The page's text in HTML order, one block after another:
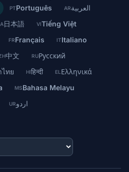
PTPortuguês ARالعربية
日本語 VITiếng Việt
FRFrançais ITItaliano
中文 RUРусский
ทย HIहिन्दी EL Ελληνικά
MSBahasa Melayu
URاردو